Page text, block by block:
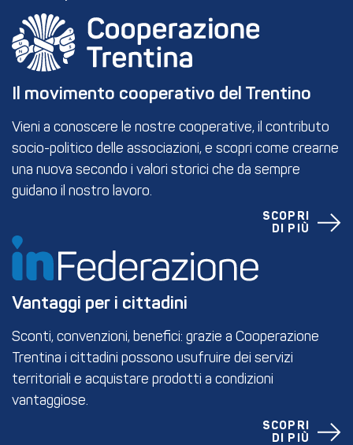
Il movimento cooperativo del Trentino
Vieni a conoscere le nostre cooperative, il contributo
socio-politico delle associazioni, e scopri come crearne
una nuova secondo i valori storici che da sempre
guidano il nostro lavoro.
SCOPRI
DI PIÙ
Vantaggi per i cittadini
Sconti, convenzioni, benefici: grazie a Cooperazione
Trentina i cittadini possono usufruire dei servizi
territoriali e acquistare prodotti a condizioni
vantaggiose.
SCOPRI
DI PIÙ